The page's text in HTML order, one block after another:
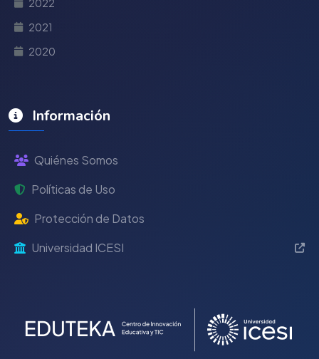
2022
2021
2020
Información
Quiénes Somos
Políticas de Uso
Protección de Datos
Universidad ICESI